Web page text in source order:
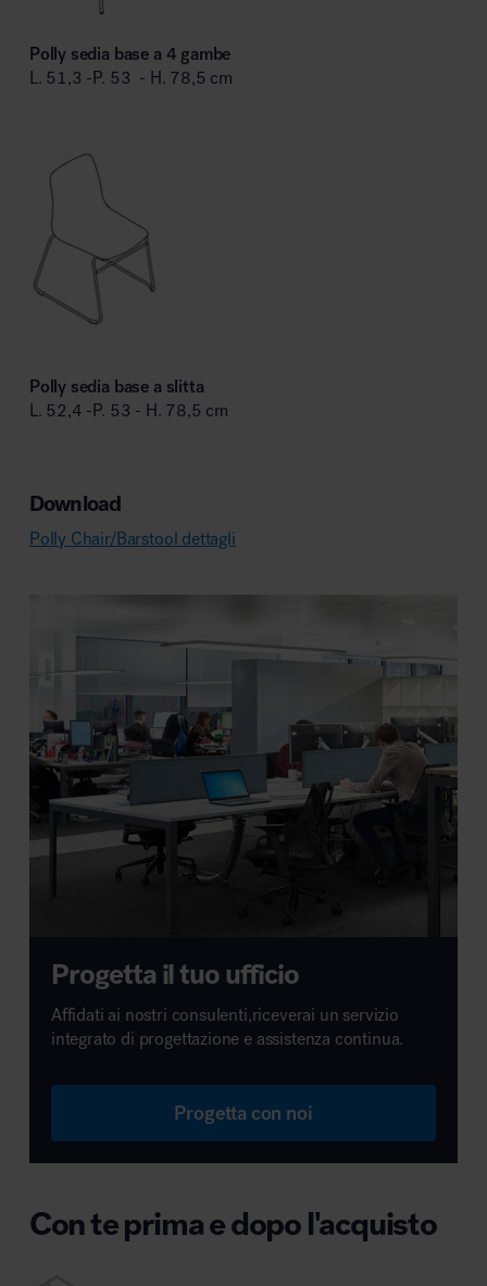
Polly sedia base a 4 gambe
L. 51,3 -P. 53 - H. 78,5 cm
Polly sedia base a slitta
L. 52,4 -P. 53 - H. 78,5 cm
Download
Polly Chair/Barstool dettagli
Progetta il tuo ufficio
Affidati ai nostri consulenti,riceverai un servizio
integrato di progettazione e assistenza continua.
Progetta con noi
Con te prima e dopo l'acquisto